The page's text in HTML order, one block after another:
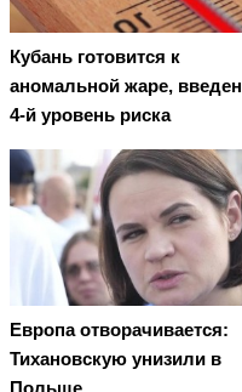
Кубань готовится к
аномальной жаре, введен
4-й уровень риска
Европа отворачивается:
Тихановскую унизили в
Польше